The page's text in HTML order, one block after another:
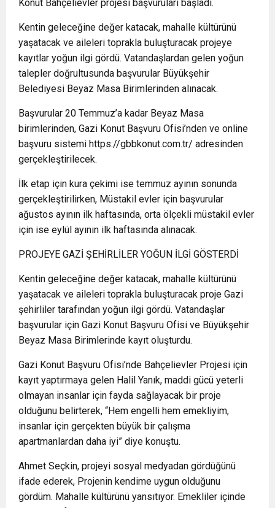
Konut Bahçelievler projesi başvuruları başladı.
Kentin geleceğine değer katacak, mahalle kültürünü
yaşatacak ve aileleri toprakla buluşturacak projeye
kayıtlar yoğun ilgi gördü. Vatandaşlardan gelen yoğun
talepler doğrultusunda başvurular Büyükşehir
Belediyesi Beyaz Masa Birimlerinden alınacak.
Başvurular 20 Temmuz’a kadar Beyaz Masa
birimlerinden, Gazi Konut Başvuru Ofisi’nden ve online
başvuru sistemi https://gbbkonut.com.tr/ adresinden
gerçekleştirilecek.
İlk etap için kura çekimi ise temmuz ayının sonunda
gerçekleştirilirken, Müstakil evler için başvurular
ağustos ayının ilk haftasında, orta ölçekli müstakil evler
için ise eylül ayının ilk haftasında alınacak.
PROJEYE GAZİ ŞEHİRLİLER YOĞUN İLGİ GÖSTERDİ
Kentin geleceğine değer katacak, mahalle kültürünü
yaşatacak ve aileleri toprakla buluşturacak proje Gazi
şehirliler tarafından yoğun ilgi gördü. Vatandaşlar
başvurular için Gazi Konut Başvuru Ofisi ve Büyükşehir
Beyaz Masa Birimlerinde kayıt oluşturdu.
Gazi Konut Başvuru Ofisi’nde Bahçelievler Projesi için
kayıt yaptırmaya gelen Halil Yanık, maddi gücü yeterli
olmayan insanlar için fayda sağlayacak bir proje
olduğunu belirterek, “Hem engelli hem emekliyim,
insanlar için gerçekten büyük bir çalışma
apartmanlardan daha iyi” diye konuştu.
Ahmet Seçkin, projeyi sosyal medyadan gördüğünü
ifade ederek, Projenin kendime uygun olduğunu
gördüm. Mahalle kültürünü yansıtıyor. Emekliler içinde